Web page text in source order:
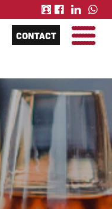
CONTACT